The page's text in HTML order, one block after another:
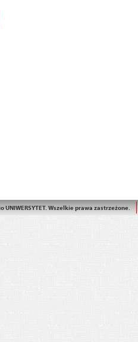
UNIWERSYTET. Wszelkie prawa zastrzeżone.